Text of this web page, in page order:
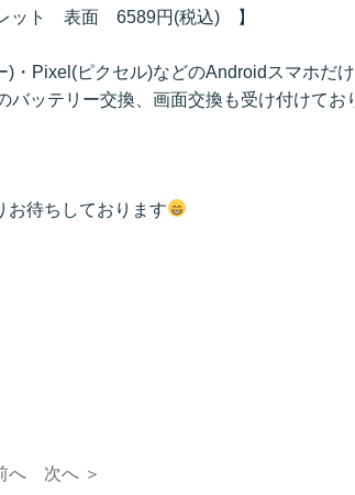
ト 表面 6589円(税込) 】
・Pixel(ピクセル)などのAndroidスマホだ
バッテリー交換、画面交換も受け付けてお
お待ちしております
へ 次へ ＞